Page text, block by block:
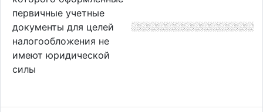
первичные учетные
документы для целей
налогообложения не
имеют юридической
силы